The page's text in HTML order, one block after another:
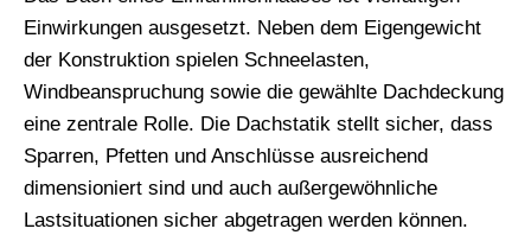
Einwirkungen ausgesetzt. Neben dem Eigengewicht
der Konstruktion spielen Schneelasten,
Windbeanspruchung sowie die gewählte Dachdeckung
eine zentrale Rolle. Die Dachstatik stellt sicher, dass
Sparren, Pfetten und Anschlüsse ausreichend
dimensioniert sind und auch außergewöhnliche
Lastsituationen sicher abgetragen werden können.